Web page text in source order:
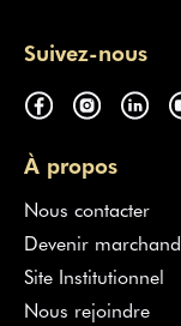
Suivez-nous
À propos
Nous contacter
Devenir marchand
Site Institutionnel
Nous rejoindre